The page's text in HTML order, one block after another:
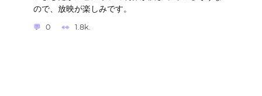
ので、放映が楽しみです。
0 1.8k.